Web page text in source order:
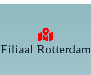
Filiaal Rotterdam